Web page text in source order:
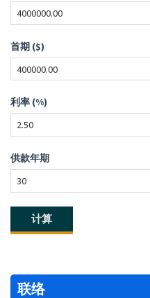
首期 ($)
利率 (%)
供款年期
联络